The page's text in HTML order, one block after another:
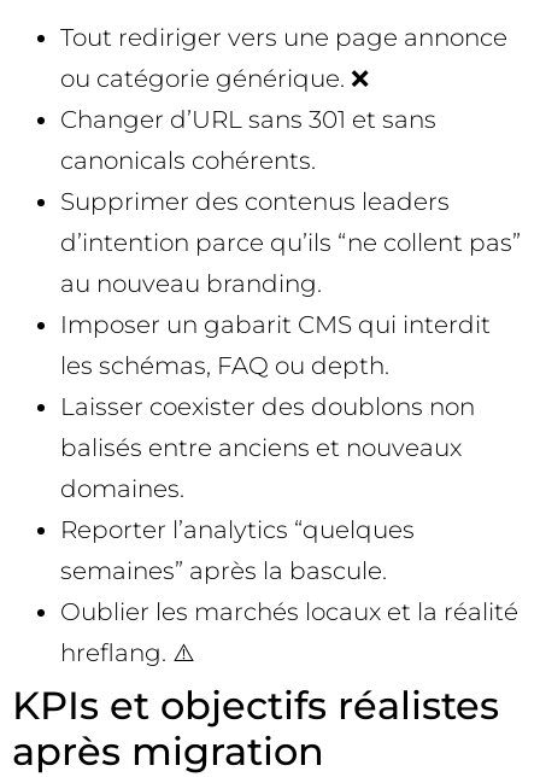
Tout rediriger vers une page annonce
ou catégorie générique. ❌
Changer d’URL sans 301 et sans
canonicals cohérents.
Supprimer des contenus leaders
d’intention parce qu’ils “ne collent pas”
au nouveau branding.
Imposer un gabarit CMS qui interdit
les schémas, FAQ ou depth.
Laisser coexister des doublons non
balisés entre anciens et nouveaux
domaines.
Reporter l’analytics “quelques
semaines” après la bascule.
Oublier les marchés locaux et la réalité
hreflang. ⚠️
KPIs et objectifs réalistes
après migration